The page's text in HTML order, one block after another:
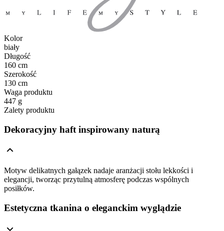
Kolor
biały
Długość
160 cm
Szerokość
130 cm
Waga produktu
447 g
Zalety produktu
Dekoracyjny haft inspirowany naturą
Motyw delikatnych gałązek nadaje aranżacji stołu lekkości i
elegancji, tworząc przytulną atmosferę podczas wspólnych
posiłków.
Estetyczna tkanina o eleganckim wyglądzie